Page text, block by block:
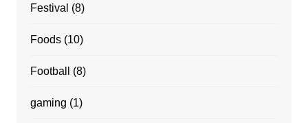
Festival (8)
Foods(10)
Football (8)
gaming (1)